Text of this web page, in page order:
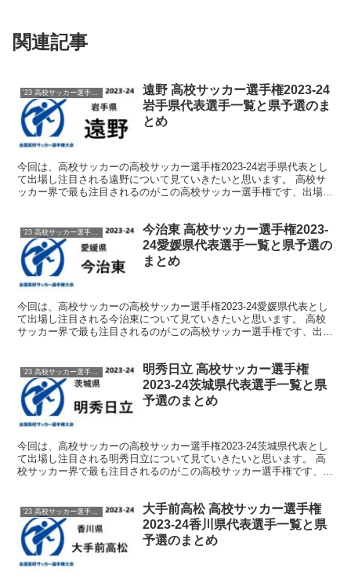
関連記事
'23 高校サッカー選手権 メンバー
遠野 高校サッカー選手権2023-24
岩手県代表選手一覧と県予選のま
とめ
今回は、高校サッカーの高校サッカー選手権2023-24岩手県代表とし
て出場し注目される遠野について見ていきたいと思います。 高校サ
ッカー界で最も注目されるのがこの高校サッカー選手権です、出場を
'23 高校サッカー選手権 メンバー
今治東 高校サッカー選手権2023-
24愛媛県代表選手一覧と県予選の
まとめ
今回は、高校サッカーの高校サッカー選手権2023-24愛媛県代表とし
て出場し注目される今治東について見ていきたいと思います。 高校
サッカー界で最も注目されるのがこの高校サッカー選手権です、出場
'23 高校サッカー選手権 メンバー
明秀日立 高校サッカー選手権
2023-24茨城県代表選手一覧と県
予選のまとめ
今回は、高校サッカーの高校サッカー選手権2023-24茨城県代表とし
て出場し注目される明秀日立について見ていきたいと思います。 高
校サッカー界で最も注目されるのがこの高校サッカー選手権です、出
'23 高校サッカー選手権 メンバー
大手前高松 高校サッカー選手権
2023-24香川県代表選手一覧と県
予選のまとめ